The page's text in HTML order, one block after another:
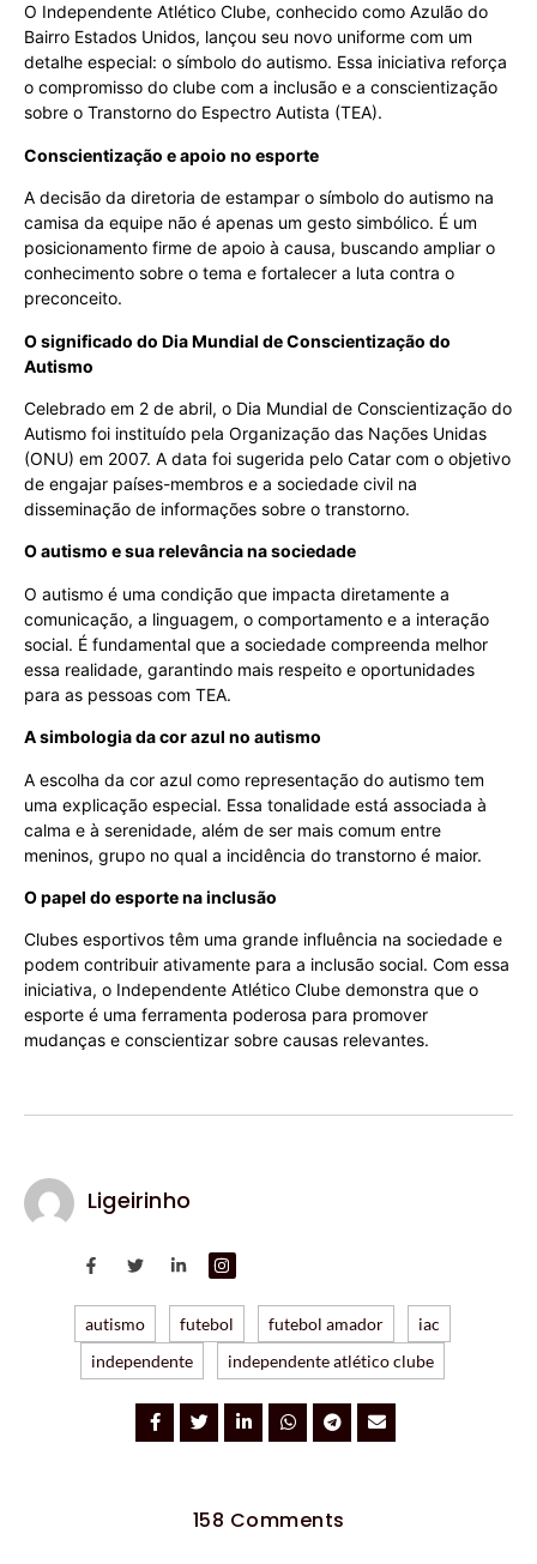
O Independente Atlético Clube, conhecido como Azulão do
Bairro Estados Unidos, lançou seu novo uniforme com um
detalhe especial: o símbolo do autismo. Essa iniciativa reforça
o compromisso do clube com a inclusão e a conscientização
sobre o Transtorno do Espectro Autista (TEA).
Conscientização e apoio no esporte
A decisão da diretoria de estampar o símbolo do autismo na
camisa da equipe não é apenas um gesto simbólico. É um
posicionamento firme de apoio à causa, buscando ampliar o
conhecimento sobre o tema e fortalecer a luta contra o
preconceito.
O significado do Dia Mundial de Conscientização do
Autismo
Celebrado em 2 de abril, o Dia Mundial de Conscientização do
Autismo foi instituído pela Organização das Nações Unidas
(ONU) em 2007. A data foi sugerida pelo Catar com o objetivo
de engajar países-membros e a sociedade civil na
disseminação de informações sobre o transtorno.
O autismo e sua relevância na sociedade
O autismo é uma condição que impacta diretamente a
comunicação, a linguagem, o comportamento e a interação
social. É fundamental que a sociedade compreenda melhor
essa realidade, garantindo mais respeito e oportunidades
para as pessoas com TEA.
A simbologia da cor azul no autismo
A escolha da cor azul como representação do autismo tem
uma explicação especial. Essa tonalidade está associada à
calma e à serenidade, além de ser mais comum entre
meninos, grupo no qual a incidência do transtorno é maior.
O papel do esporte na inclusão
Clubes esportivos têm uma grande influência na sociedade e
podem contribuir ativamente para a inclusão social. Com essa
iniciativa, o Independente Atlético Clube demonstra que o
esporte é uma ferramenta poderosa para promover
mudanças e conscientizar sobre causas relevantes.
Ligeirinho
autismo futebol futebol amador
iac
independente
independente atlético clube
158 Comments